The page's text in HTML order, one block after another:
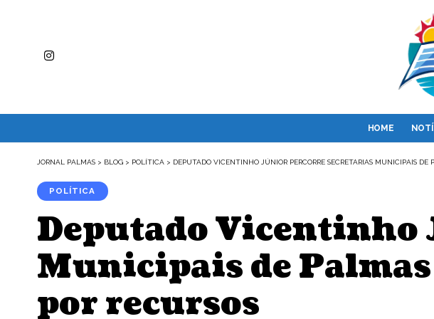
HOME
JORNAL PALMAS > BLOG > POLÍTICA > DEPUTADO VICENTINHO JÚNIOR PERCORRE SECRETARIAS MUNICIPAIS DE
POLÍTICA
Deputado Vicentinho
Municipais de
por recursos